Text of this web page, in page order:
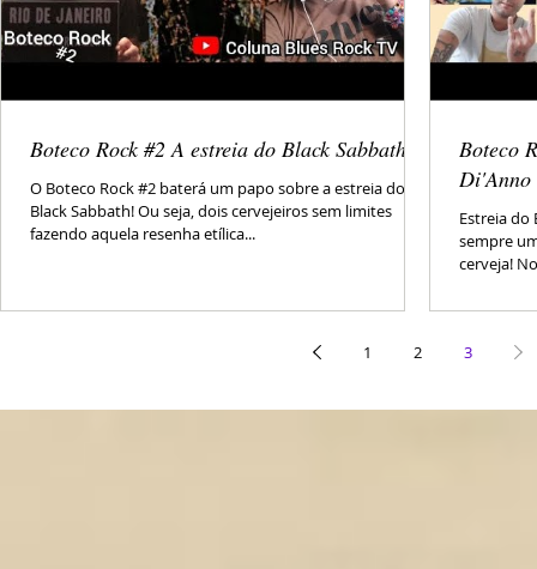
Boteco Rock #2 A estreia do Black Sabbath
O Boteco Rock #2 baterá um papo sobre a estreia do
Black Sabbath! Ou seja, dois cervejeiros sem limites
fazendo aquela resenha etílica...
Boteco
Di'Anno
Estreia do
sempre
cerveja!
1 2 3